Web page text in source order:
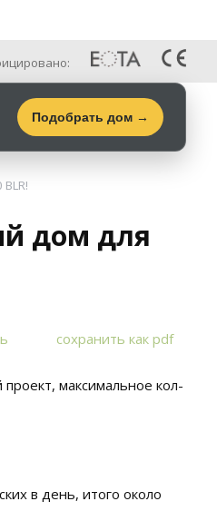
Подобрать дом →
дом для
сохранить как pdf
максимальное кол-
в день, итого около